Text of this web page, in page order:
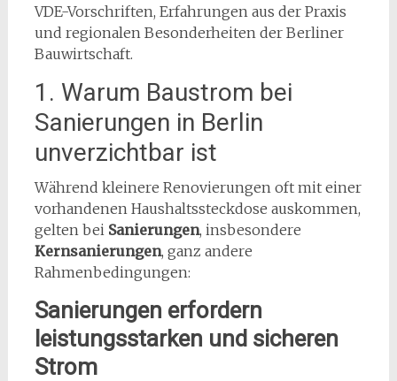
VDE-Vorschriften, Erfahrungen aus der Praxis
und regionalen Besonderheiten der Berliner
Bauwirtschaft.
1. Warum Baustrom bei
Sanierungen in Berlin
unverzichtbar ist
Während kleinere Renovierungen oft mit einer
vorhandenen Haushaltssteckdose auskommen,
gelten bei Sanierungen, insbesondere
Kernsanierungen, ganz andere
Rahmenbedingungen:
Sanierungen erfordern
leistungsstarken und sicheren
Strom